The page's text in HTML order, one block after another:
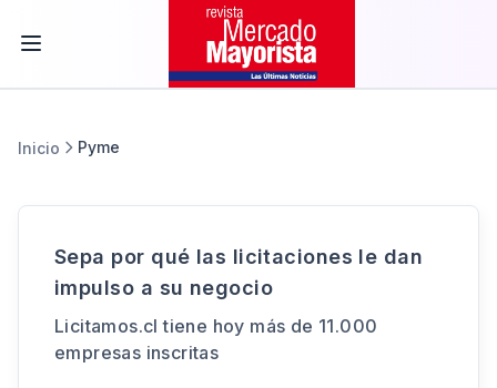
Inicio Pyme
Sepa por qué las licitaciones le dan
impulso a su negocio
Licitamos.cl tiene hoy más de 11.000
empresas inscritas